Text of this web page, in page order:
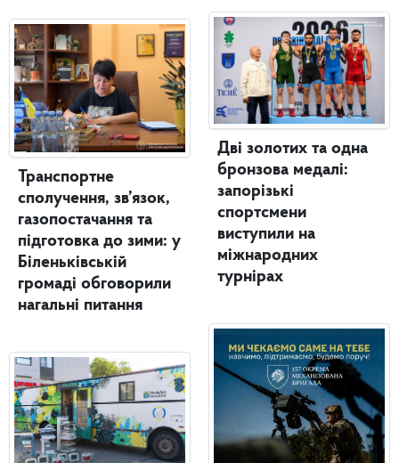
Транспортне
сполучення, зв’язок,
газопостачання та
підготовка до зими: у
Біленьківській
громаді обговорили
нагальні питання
Дві золотих та одна
бронзова медалі:
запорізькі
спортсмени
виступили на
міжнародних
турнірах